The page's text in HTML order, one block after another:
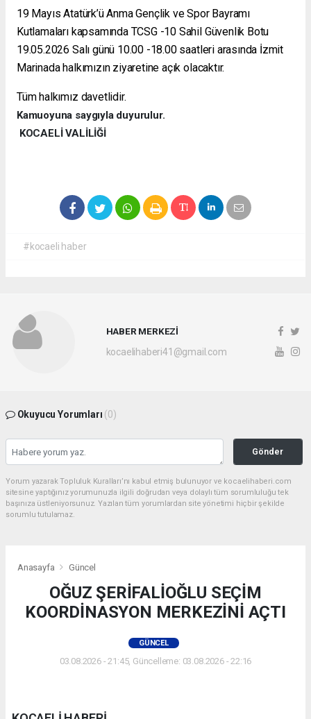
19 Mayıs Atatürk’ü Anma Gençlik ve Spor Bayramı
Kutlamaları kapsamında TCSG -10 Sahil Güvenlik Botu
19.05.2026 Salı günü 10.00 -18.00 saatleri arasında İzmit
Marinada halkımızın ziyaretine açık olacaktır.
Tüm halkımız davetlidir.
Kamuoyuna saygıyla duyurulur.
KOCAELİ VALİLİĞİ
#kocaeli haber
HABER MERKEZİ
kocaelihaberi41@gmail.com
Okuyucu Yorumları (0)
Gönder
Yorum yazarak Topluluk Kuralları’nı kabul etmiş bulunuyor ve kocaelihaberi.com
sitesine yaptığınız yorumunuzla ilgili doğrudan veya dolaylı tüm sorumluluğu tek
başınıza üstleniyorsunuz. Yazılan tüm yorumlardan site yönetimi hiçbir şekilde
sorumlu tutulamaz.
Anasayfa Güncel
OĞUZ ŞERİFALİOĞLU SEÇİM
KOORDİNASYON MERKEZİNİ AÇTI
GÜNCEL
03.08.2026 - 21:45, Güncelleme: 03.08.2026 - 22:16